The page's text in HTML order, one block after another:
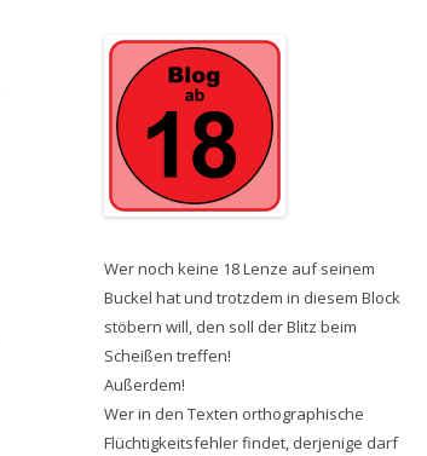
Wer noch keine 18 Lenze auf seinem
Buckel hat und trotzdem in diesem Block
stöbern will, den soll der Blitz beim
Scheißen treffen!
Außerdem!
Wer in den Texten orthographische
Flüchtigkeitsfehler findet, derjenige darf